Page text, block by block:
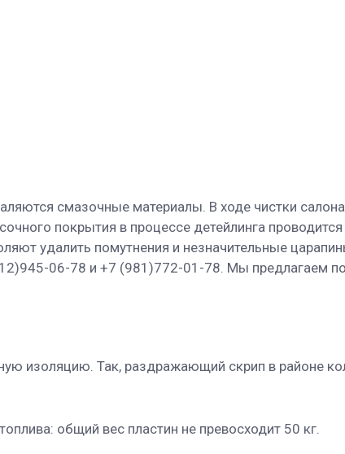
смазочные материалы. В ходе чистки
покрытия в процессе детейлинга
удалить помутнения и незначительные
06-78 и +7 (981)772-01-78. Мы предлагаем
изоляцию. Так, раздражающий скрип в районе
общий вес пластин не превосходит 50 кг.